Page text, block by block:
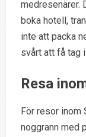
medresenärer.
boka hotell,
inte att packa
svårt att få tag
Resa
För resor inom
noggrann med